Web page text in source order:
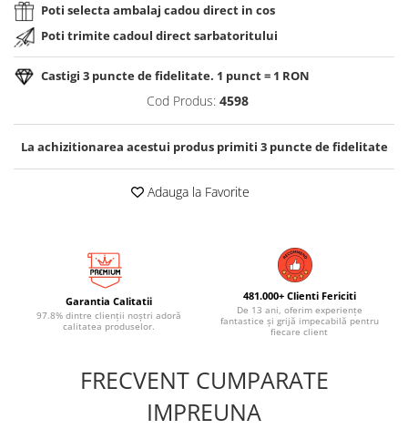
Poti selecta ambalaj cadou direct in cos
Poti trimite cadoul direct sarbatoritului
Castigi 3 puncte de fidelitate. 1 punct = 1 RON
Cod Produs: 4598
La achizitionarea acestui produs primiti 3puncte de fidelitate
Adauga la Favorite
Garantia Calitatii
97.8% dintre clienții noștri adoră
calitatea produselor.
481.000+ Clienti Fericiti
De 13 ani, oferim experiențe
fantastice și grijă impecabilă pentru
fiecare client
FRECVENT CUMPARATE
IMPREUNA